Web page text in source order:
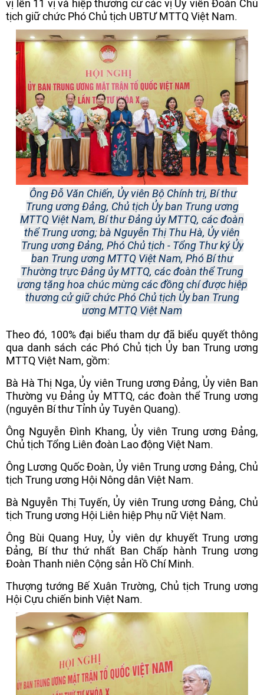
vị lên 11 vị và hiệp thương cử các vị Ủy viên Đoàn Chủ
tịch giữ chức Phó Chủ tịch UBTƯ MTTQ Việt Nam.
Ông Đỗ Văn Chiến, Ủy viên Bộ Chính trị, Bí thư
Trung ương Đảng, Chủ tịch Ủy ban Trung ương
MTTQ Việt Nam, Bí thư Đảng ủy MTTQ, các đoàn
thể Trung ương; bà Nguyễn Thị Thu Hà, Ủy viên
Trung ương Đảng, Phó Chủ tịch - Tổng Thư ký Ủy
ban Trung ương MTTQ Việt Nam, Phó Bí thư
Thường trực Đảng ủy MTTQ, các đoàn thể Trung
ương tặng hoa chúc mừng các đồng chí được hiệp
thương cử giữ chức Phó Chủ tịch Ủy ban Trung
ương MTTQ Việt Nam
Theo đó, 100% đại biểu tham dự đã biểu quyết thông
qua danh sách các Phó Chủ tịch Ủy ban Trung ương
MTTQ Việt Nam, gồm:
Bà Hà Thị Nga, Ủy viên Trung ương Đảng, Ủy viên Ban
Thường vụ Đảng ủy MTTQ, các đoàn thể Trung ương
(nguyên Bí thư Tỉnh ủy Tuyên Quang).
Ông Nguyễn Đình Khang, Ủy viên Trung ương Đảng,
Chủ tịch Tổng Liên đoàn Lao động Việt Nam.
Ông Lương Quốc Đoàn, Ủy viên Trung ương Đảng, Chủ
tịch Trung ương Hội Nông dân Việt Nam.
Bà Nguyễn Thị Tuyến, Ủy viên Trung ương Đảng, Chủ
tịch Trung ương Hội Liên hiệp Phụ nữ Việt Nam.
Ông Bùi Quang Huy, Ủy viên dự khuyết Trung ương
Đảng, Bí thư thứ nhất Ban Chấp hành Trung ương
Đoàn Thanh niên Cộng sản Hồ Chí Minh.
Thượng tướng Bế Xuân Trường, Chủ tịch Trung ương
Hội Cựu chiến binh Việt Nam.